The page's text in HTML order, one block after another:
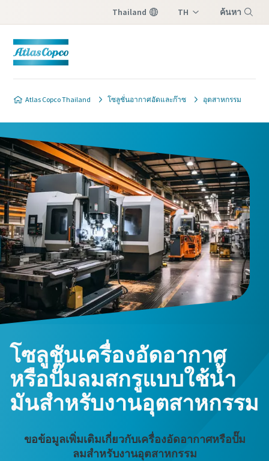
Thailand TH ค้นหา
Atlas Copco Thailand โซลูชั่นอากาศอัดและก๊าซ อุตสาหกรรม
โซลูชันเครื่องอัดอากาศ
หรือปั๊มลมสกรูแบบใช้น้ำ
มันสําหรับงานอุตสาหกรรม
ขอข้อมูลเพิ่มเติมเกี่ยวกับเครื่องอัดอากาศหรือปั๊ม
ลมสำหรับงานอุตสาหกรรม